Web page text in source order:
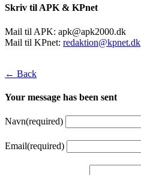
Skriv til APK & KPnet
Mail til APK: apk@apk2000.dk
Mail til KPnet: redaktion@kpnet.dk
← Back
Your message has been sent
Navn(required)
Email(required)